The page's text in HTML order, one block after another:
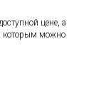
цене, а
которым можно